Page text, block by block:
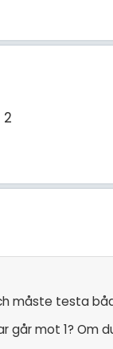
måste testa
går mot 1? Om